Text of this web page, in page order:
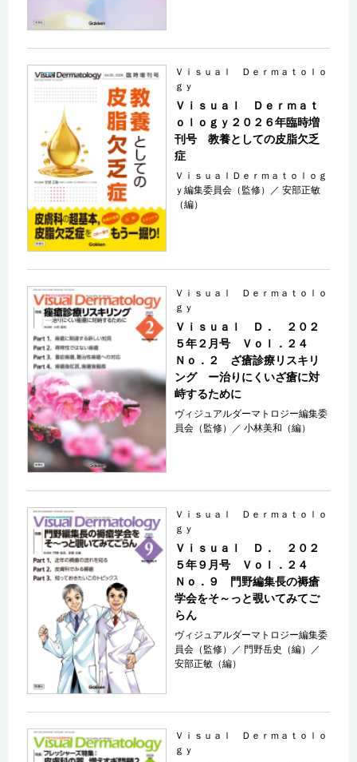
Ｖｉｓｕａｌ Ｄｅｒｍａｔｏｌｏ
ｇｙ
Ｖｉｓｕａｌ Ｄｅｒｍａｔ
ｏｌｏｇｙ２０２６年臨時増
刊号 教養としての皮脂欠乏
症
ＶｉｓｕａｌＤｅｒｍａｔｏｌｏｇ
ｙ編集委員会（監修）
／安部正敏
（編）
Ｖｉｓｕａｌ Ｄｅｒｍａｔｏｌｏ
ｇｙ
Ｖｉｓｕａｌ Ｄ． ２０２
５年２月号 Ｖｏｌ．２４
Ｎｏ．２ ざ瘡診療リスキリ
ング ー治りにくいざ瘡に対
峙するために
ヴィジュアルダーマトロジー編集委
員会（監修）
／小林美和（編）
Ｖｉｓｕａｌ Ｄｅｒｍａｔｏｌｏ
ｇｙ
Ｖｉｓｕａｌ Ｄ． ２０２
５年９月号 Ｖｏｌ．２４
Ｎｏ．９ 門野編集長の褥瘡
学会をそ～っと覗いてみてご
らん
ヴィジュアルダーマトロジー編集委
員会（監修）
／ 門野岳史（編）
／
安部正敏（編）
Ｖｉｓｕａｌ Ｄｅｒｍａｔｏｌｏ
ｇｙ